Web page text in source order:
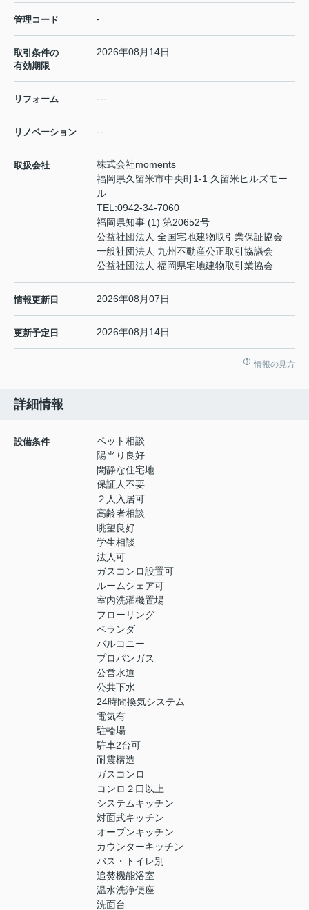
管理コード -
取引条件の
有効期限
2026年08月14日
リフォーム ---
リノベーション --
取扱会社
株式会社moments
福岡県久留米市中央町1-1 久留米ヒルズモー
ル
TEL:0942-34-7060
福岡県知事 (1) 第20652号
公益社団法人 全国宅地建物取引業保証協会
一般社団法人 九州不動産公正取引協議会
公益社団法人 福岡県宅地建物取引業協会
情報更新日 2026年08月07日
更新予定日 2026年08月14日
情報の見方
詳細情報
設備条件
ペット相談
陽当り良好
閑静な住宅地
保証人不要
２人入居可
高齢者相談
眺望良好
学生相談
法人可
ガスコンロ設置可
ルームシェア可
室内洗濯機置場
フローリング
ベランダ
バルコニー
プロパンガス
公営水道
公共下水
24時間換気システム
電気有
駐輪場
駐車2台可
耐震構造
ガスコンロ
コンロ２口以上
システムキッチン
対面式キッチン
オープンキッチン
カウンターキッチン
バス・トイレ別
追焚機能浴室
温水洗浄便座
洗面台